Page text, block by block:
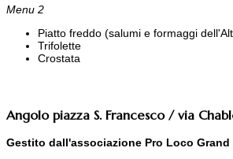
Menu 2
Piatto freddo (salumi e formaggi
Trifolette
Crostata
Angolo piazza S. Francesco / via
Gestito dall'associazione Pro Loco Grand